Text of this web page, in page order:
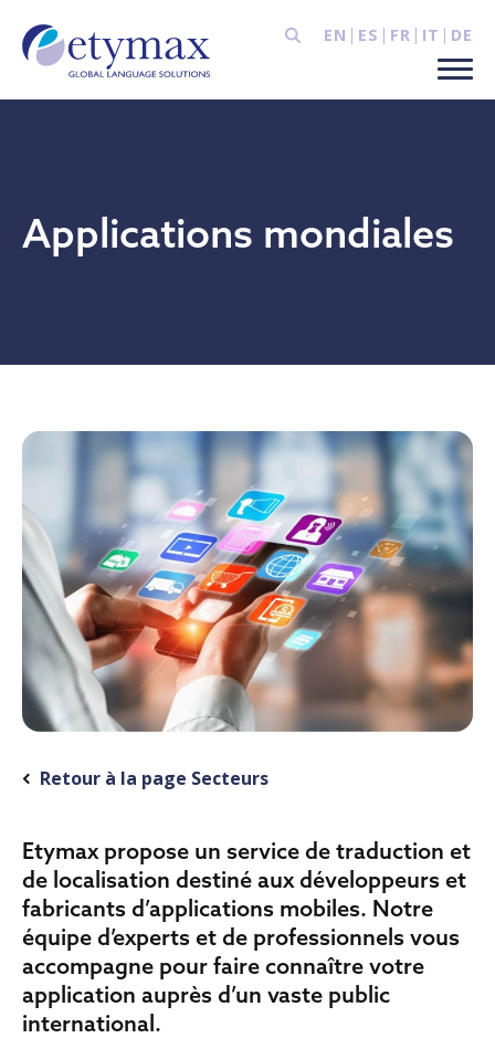
EN ES FR IT DE
Applications mondiales
Retour à la page Secteurs
Etymax propose un service de traduction et
de localisation destiné aux développeurs et
fabricants d’applications mobiles. Notre
équipe d’experts et de professionnels vous
accompagne pour faire connaître votre
application auprès d’un vaste public
international.